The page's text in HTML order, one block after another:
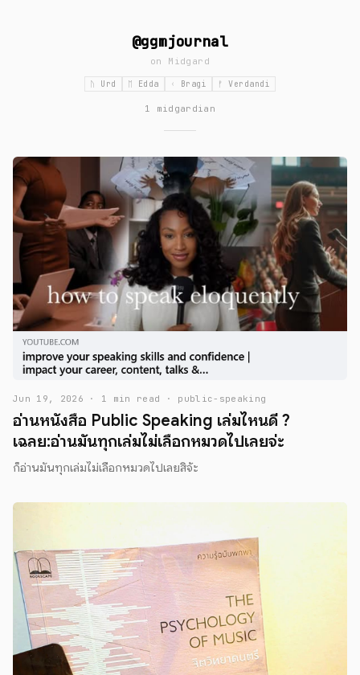
@ggmjournal
on Midgard
ᚢ Urd ᛖ Edda ᚲ Bragi ᚠ Verdandi
1 midgardian
Jun 19, 2026 · 1 min read · public-speaking
อ่านหนังสือ Public Speaking เล่มไหนดี ?
เฉลย:อ่านมันทุกเล่มไม่เลือกหมวดไปเลยจ่ะ
ก็อ่านมันทุกเล่มไม่เลือกหมวดไปเลยสิจ้ะ